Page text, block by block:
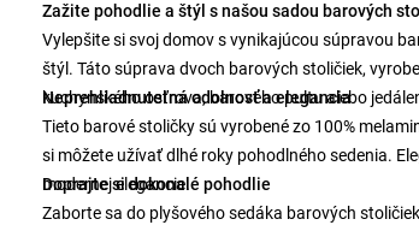
Zažite pohodlie a štýl s našou sadou barových
Vylepšite si svoj domov s vynikajúcou súpravou
štýl. Táto súprava dvoch barových stoličiek,
kuchynského ostrova, barového pultu alebo
Neprehliadnuteľná odolnosť a elegancia
Tieto barové stoličky sú vyrobené zo 100%
si môžete užívať dlhé roky pohodlného sedenia.
modernej elegancie.
Doprajte si dokonalé pohodlie
Zaborte sa do plyšového sedáka barových